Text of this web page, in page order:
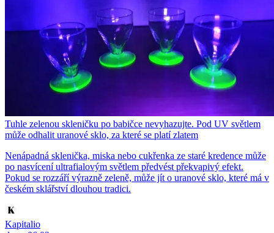
Tuhle zelenou skleničku po babičce nevyhazujte. Pod UV světlem
může odhalit uranové sklo, za které se platí zlatem
Nenápadná sklenička, miska nebo cukřenka ze staré kredence může
po nasvícení ultrafialovým světlem předvést překvapivý efekt.
Pokud se rozzáří výrazně zeleně, může jít o uranové sklo, které má v
českém sklářství dlouhou tradici.
Kapitalio